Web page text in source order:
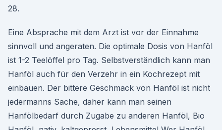
28.
Eine Absprache mit dem Arzt ist vor der Einnahme
sinnvoll und angeraten. Die optimale Dosis von Hanföl
ist 1-2 Teelöffel pro Tag. Selbstverständlich kann man
Hanföl auch für den Verzehr in ein Kochrezept mit
einbauen. Der bittere Geschmack von Hanföl ist nicht
jedermanns Sache, daher kann man seinen
Hanfölbedarf durch Zugabe zu anderen Hanföl, Bio